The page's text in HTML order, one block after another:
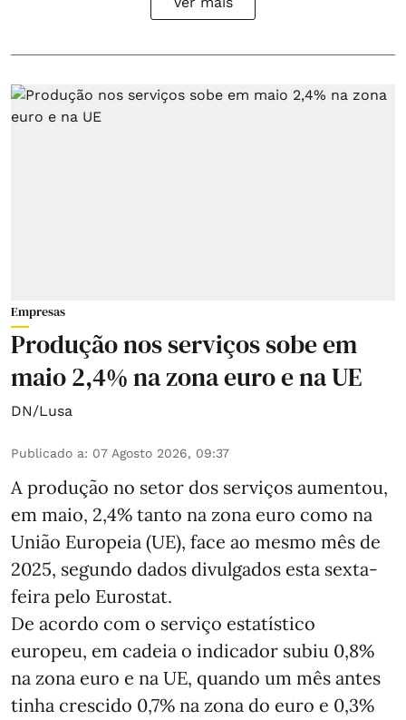
Empresas
Produção nos serviços sobe em
maio 2,4% na zona euro e na UE
DN/Lusa
Publicado a: 07 Agosto 2026, 09:37
A produção no setor dos serviços aumentou,
em maio, 2,4% tanto na zona euro como na
União Europeia (UE), face ao mesmo mês de
2025, segundo dados divulgados esta sexta-
feira pelo Eurostat.
De acordo com o serviço estatístico
europeu, em cadeia o indicador subiu 0,8%
na zona euro e na UE, quando um mês antes
tinha crescido 0,7% na zona do euro e 0,3%